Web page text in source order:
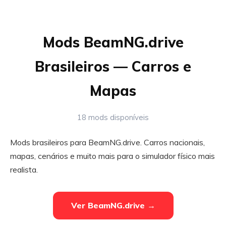
Mods BeamNG.drive
Brasileiros — Carros e
Mapas
18 mods disponíveis
Mods brasileiros para BeamNG.drive. Carros nacionais,
mapas, cenários e muito mais para o simulador físico mais
realista.
Ver BeamNG.drive →